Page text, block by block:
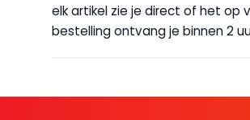
elk artikel zie je direct of het op
bestelling ontvang je binnen 2